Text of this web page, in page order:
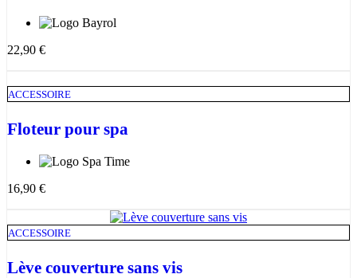
22,90 €
ACCESSOIRE
Floteur pour spa
16,90 €
ACCESSOIRE
Lève couverture sans vis